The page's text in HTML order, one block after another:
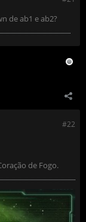
de ab1 e ab2?
#22
de Fogo.